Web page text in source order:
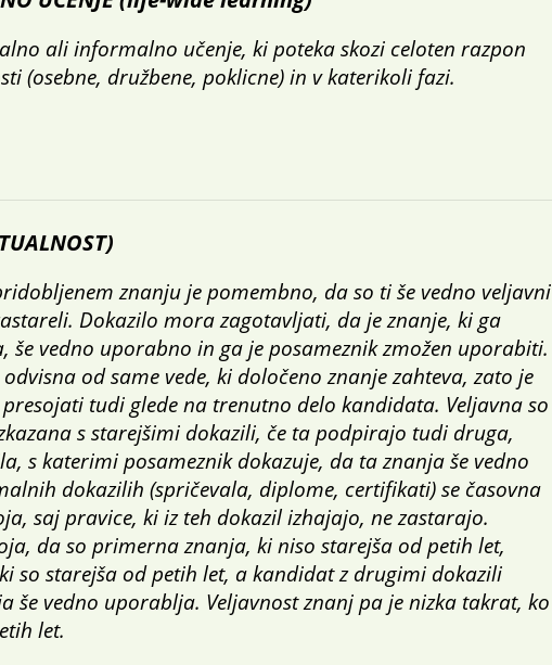
ali informalno učenje, ki poteka skozi celoten razpon
(osebne, družbene, poklicne) in v katerikoli fazi.
znanju je pomembno, da so ti še vedno veljavni
Dokazilo mora zagotavljati, da je znanje, ki ga
še vedno uporabno in ga je posameznik zmožen uporabiti.
od same vede, ki določeno znanje zahteva, zato je
tudi glede na trenutno delo kandidata. Veljavna so
s starejšimi dokazili, če ta podpirajo tudi druga,
s katerimi posameznik dokazuje, da ta znanja še vedno
dokazilih (spričevala, diplome, certifikati) se časovna
saj pravice, ki iz teh dokazil izhajajo, ne zastarajo.
da so primerna znanja, ki niso starejša od petih let,
so starejša od petih let, a kandidat z drugimi dokazili
še vedno uporablja. Veljavnost znanj pa je nizka takrat, ko
let.